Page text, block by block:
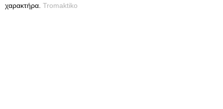
χαρακτήρα. Tromaktiko